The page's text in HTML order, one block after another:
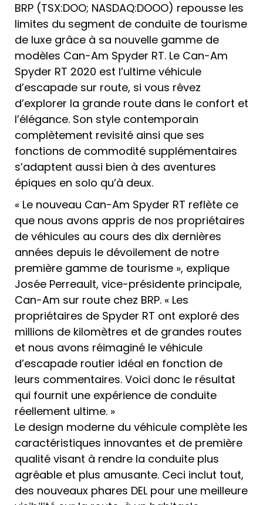
BRP (TSX:DOO; NASDAQ:DOOO) repousse les
limites du segment de conduite de tourisme
de luxe grâce à sa nouvelle gamme de
modèles Can-Am Spyder RT. Le Can-Am
Spyder RT 2020 est l’ultime véhicule
d’escapade sur route, si vous rêvez
d’explorer la grande route dans le confort et
l’élégance. Son style contemporain
complètement revisité ainsi que ses
fonctions de commodité supplémentaires
s’adaptent aussi bien à des aventures
épiques en solo qu’à deux.
« Le nouveau Can-Am Spyder RT reflète ce
que nous avons appris de nos propriétaires
de véhicules au cours des dix dernières
années depuis le dévoilement de notre
première gamme de tourisme », explique
Josée Perreault, vice-présidente principale,
Can-Am sur route chez BRP. « Les
propriétaires de Spyder RT ont exploré des
millions de kilomètres et de grandes routes
et nous avons réimaginé le véhicule
d’escapade routier idéal en fonction de
leurs commentaires. Voici donc le résultat
qui fournit une expérience de conduite
réellement ultime. »
Le design moderne du véhicule complète les
caractéristiques innovantes et de première
qualité visant à rendre la conduite plus
agréable et plus amusante. Ceci inclut tout,
des nouveaux phares DEL pour une meilleure